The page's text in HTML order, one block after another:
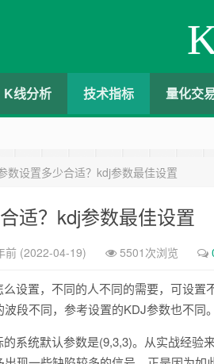
K线分析 技术指标 量化交
数设置多少合适？kdj参数最佳设置
适？kdj参数最佳设置
前 (2022-04-19) 5501次浏览
么设置，不同的人不同的需要，可设
段不同，参考设置的KDJ参数也不同
统默认参数是(9,3,3)。从实战经验